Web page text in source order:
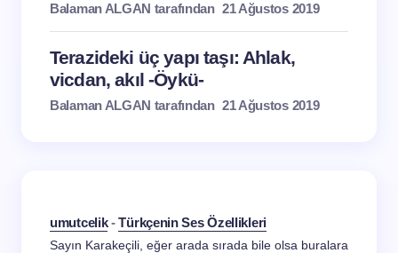
Balaman ALGAN tarafından 21 Ağustos 2019
Terazideki üç yapı taşı: Ahlak,
vicdan, akıl -Öykü-
Balaman ALGAN tarafından 21 Ağustos 2019
umutcelik-Türkçenin Ses Özellikleri
Sayın Karakeçili, eğer arada sırada bile olsa buralara